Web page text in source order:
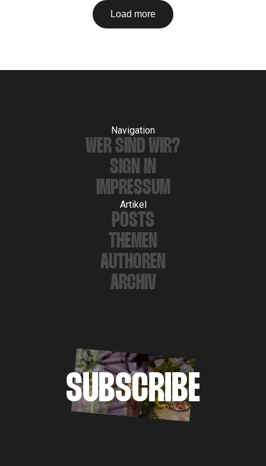
Ergebnisse zurück. Das ist kein neues Prinzip. Unter dem
Begriff Garbage In, Garbage Out ist es seit Jahrzehnten
Load more
Navigation
WER SIND WIR?
SIGN IN
IMPRESSUM
Artikel
POSTS
THEMEN
AUTHOREN
ARCHIV
SUBSCRIBE